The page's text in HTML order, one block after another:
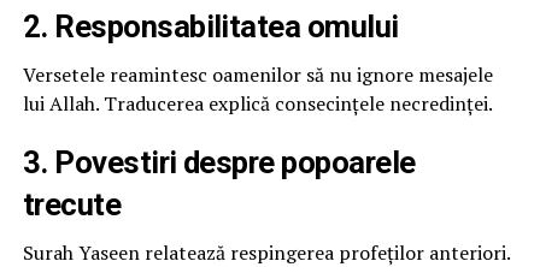
2. Responsabilitatea omului
Versetele reamintesc oamenilor să nu ignore mesajele
lui Allah. Traducerea explică consecințele necredinței.
3. Povestiri despre popoarele
trecute
Surah Yaseen relatează respingerea profeților anteriori.